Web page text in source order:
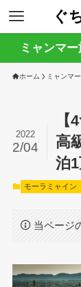
ぐ
ミャンマ
ホーム ミャンマ
高
泊1
2022
2/04
モーラミャイン
当ページ